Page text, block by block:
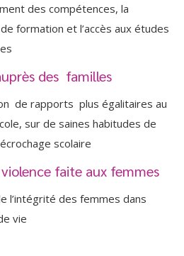
des compétences, la
formation et l’accès aux études
des familles
de rapports plus égalitaires au
sur de saines habitudes de
scolaire
faite aux femmes
l’intégrité des femmes dans
vie